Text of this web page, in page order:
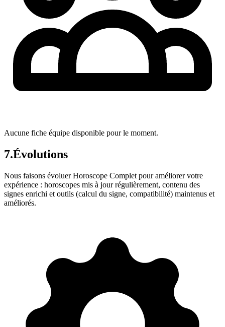
Aucune fiche équipe disponible pour le moment.
7.Évolutions
Nous faisons évoluer Horoscope Complet pour améliorer votre
expérience : horoscopes mis à jour régulièrement, contenu des
signes enrichi et outils (calcul du signe, compatibilité) maintenus et
améliorés.